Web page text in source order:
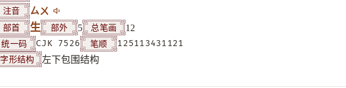
注音 ㄙㄨ
部首 生 部外 5 总笔画 12
统一码 CJK 7526 笔顺 125113431121
字形结构 左下包围结构